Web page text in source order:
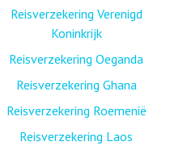
Reisverzekering Verenigd
Koninkrijk
Reisverzekering Oeganda
Reisverzekering Ghana
Reisverzekering Roemenië
Reisverzekering Laos